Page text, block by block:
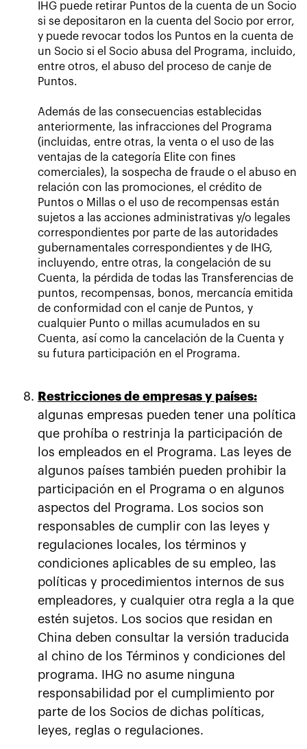
IHG puede retirar Puntos de la cuenta de un Socio
si se depositaron en la cuenta del Socio por error,
y puede revocar todos los Puntos en la cuenta de
un Socio si el Socio abusa del Programa, incluido,
entre otros, el abuso del proceso de canje de
Puntos.
Además de las consecuencias establecidas
anteriormente, las infracciones del Programa
(incluidas, entre otras, la venta o el uso de las
ventajas de la categoría Elite con fines
comerciales), la sospecha de fraude o el abuso en
relación con las promociones, el crédito de
Puntos o Millas o el uso de recompensas están
sujetos a las acciones administrativas y/o legales
correspondientes por parte de las autoridades
gubernamentales correspondientes y de IHG,
incluyendo, entre otras, la congelación de su
Cuenta, la pérdida de todas las Transferencias de
puntos, recompensas, bonos, mercancía emitida
de conformidad con el canje de Puntos, y
cualquier Punto o millas acumulados en su
Cuenta, así como la cancelación de la Cuenta y
su futura participación en el Programa.
Restricciones de empresas y países:
algunas empresas pueden tener una política
que prohíba o restrinja la participación de
los empleados en el Programa. Las leyes de
algunos países también pueden prohibir la
participación en el Programa o en algunos
aspectos del Programa. Los socios son
responsables de cumplir con las leyes y
regulaciones locales, los términos y
condiciones aplicables de su empleo, las
políticas y procedimientos internos de sus
empleadores, y cualquier otra regla a la que
estén sujetos. Los socios que residan en
China deben consultar la versión traducida
al chino de los Términos y condiciones del
programa. IHG no asume ninguna
responsabilidad por el cumplimiento por
parte de los Socios de dichas políticas,
leyes, reglas o regulaciones.